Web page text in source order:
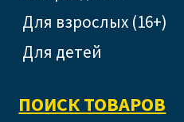
Для взрослых (16+)
Для детей
ПОИСК ТОВАРОВ